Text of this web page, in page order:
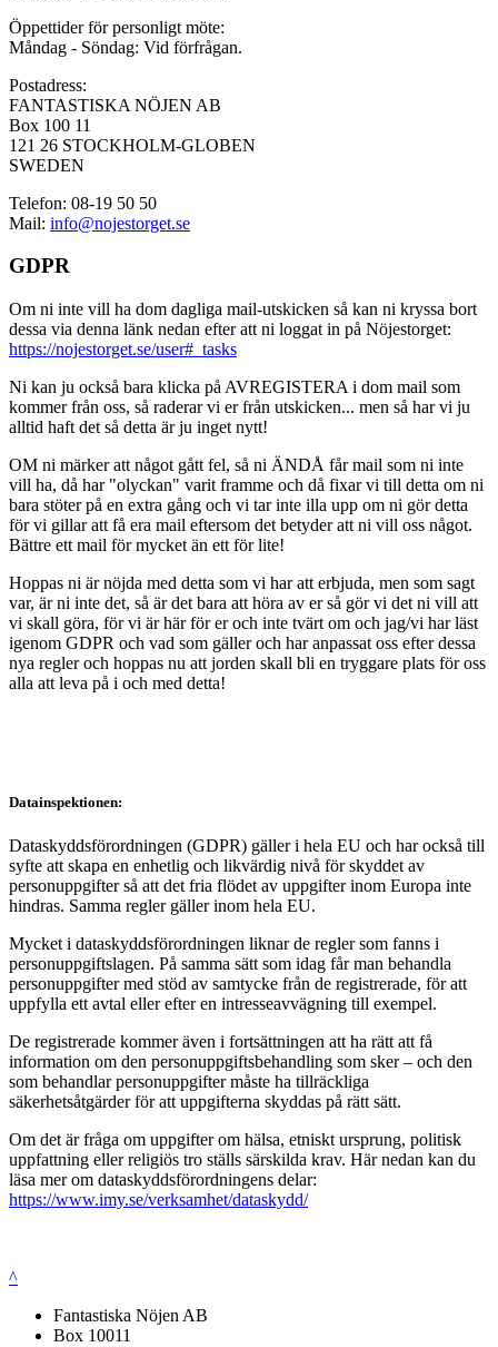
Öppettider för personligt möte:
Måndag - Söndag: Vid förfrågan.
Postadress:
FANTASTISKA NÖJEN AB
Box 100 11
121 26 STOCKHOLM-GLOBEN
SWEDEN
Telefon: 08-19 50 50
Mail: info@nojestorget.se
GDPR
Om ni inte vill ha dom dagliga mail-utskicken så kan ni kryssa bort
dessa via denna länk nedan efter att ni loggat in på Nöjestorget:
https://nojestorget.se/user#_tasks
Ni kan ju också bara klicka på AVREGISTERA i dom mail som
kommer från oss, så raderar vi er från utskicken... men så har vi ju
alltid haft det så detta är ju inget nytt!
OM ni märker att något gått fel, så ni ÄNDÅ får mail som ni inte
vill ha, då har "olyckan" varit framme och då fixar vi till detta om ni
bara stöter på en extra gång och vi tar inte illa upp om ni gör detta
för vi gillar att få era mail eftersom det betyder att ni vill oss något.
Bättre ett mail för mycket än ett för lite!
Hoppas ni är nöjda med detta som vi har att erbjuda, men som sagt
var, är ni inte det, så är det bara att höra av er så gör vi det ni vill att
vi skall göra, för vi är här för er och inte tvärt om och jag/vi har läst
igenom GDPR och vad som gäller och har anpassat oss efter dessa
nya regler och hoppas nu att jorden skall bli en tryggare plats för oss
alla att leva på i och med detta!
Datainspektionen:
Dataskyddsförordningen (GDPR) gäller i hela EU och har också till
syfte att skapa en enhetlig och likvärdig nivå för skyddet av
personuppgifter så att det fria flödet av uppgifter inom Europa inte
hindras. Samma regler gäller inom hela EU.
Mycket i dataskyddsförordningen liknar de regler som fanns i
personuppgiftslagen. På samma sätt som idag får man behandla
personuppgifter med stöd av samtycke från de registrerade, för att
uppfylla ett avtal eller efter en intresseavvägning till exempel.
De registrerade kommer även i fortsättningen att ha rätt att få
information om den personuppgiftsbehandling som sker – och den
som behandlar personuppgifter måste ha tillräckliga
säkerhetsåtgärder för att uppgifterna skyddas på rätt sätt.
Om det är fråga om uppgifter om hälsa, etniskt ursprung, politisk
uppfattning eller religiös tro ställs särskilda krav. Här nedan kan du
läsa mer om dataskyddsförordningens delar:
https://www.imy.se/verksamhet/dataskydd/
^
Fantastiska Nöjen AB
Box 10011